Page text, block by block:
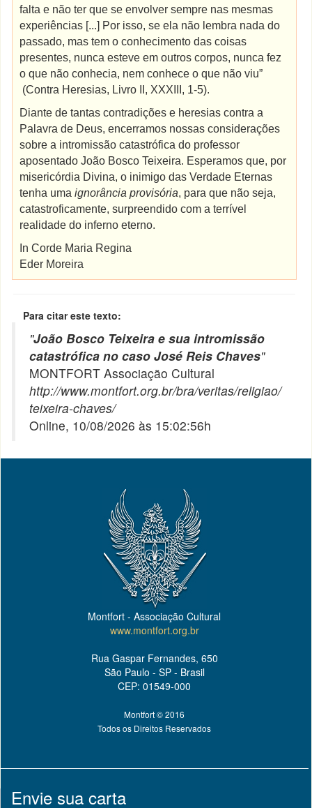
falta e não ter que se envolver sempre nas mesmas
experiências [...] Por isso, se ela não lembra nada do
passado, mas tem o conhecimento das coisas
presentes, nunca esteve em outros corpos, nunca fez
o que não conhecia, nem conhece o que não viu”
(Contra Heresias, Livro II, XXXIII, 1-5).
Diante de tantas contradições e heresias contra a
Palavra de Deus, encerramos nossas considerações
sobre a intromissão catastrófica do professor
aposentado João Bosco Teixeira. Esperamos que, por
misericórdia Divina, o inimigo das Verdade Eternas
tenha umaignorância provisória, para que não seja,
catastroficamente, surpreendido com a terrível
realidade do inferno eterno.
In Corde Maria Regina
Eder Moreira
Para citar este texto:
"João Bosco Teixeira e sua intromissão
catastrófica no caso José Reis Chaves"
MONTFORT Associação Cultural
http://www.montfort.org.br/bra/veritas/religiao/
teixeira-chaves/
Online, 10/08/2026 às 15:02:56h
Montfort - Associação Cultural
www.montfort.org.br
Rua Gaspar Fernandes, 650
São Paulo - SP - Brasil
CEP: 01549-000
Montfort © 2016
Todos os Direitos Reservados
Envie sua carta